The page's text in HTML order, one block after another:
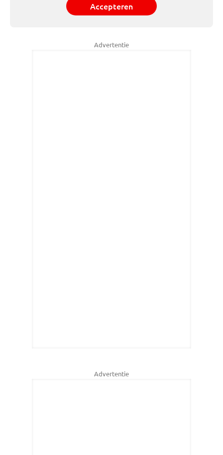
Accepteren
Advertentie
Advertentie